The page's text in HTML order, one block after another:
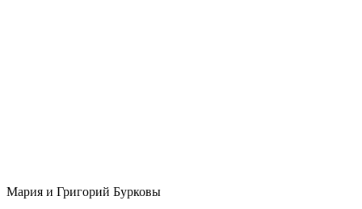
Мария и Григорий Бурковы